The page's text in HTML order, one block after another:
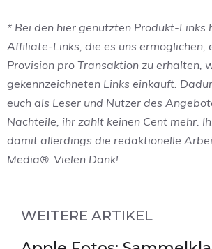
* Bei den hier genutzten Produkt-Links
Affiliate-Links, die es uns ermöglichen,
Provision pro Transaktion zu erhalten,
gekennzeichneten Links einkauft.
euch als Leser und Nutzer des
Nachteile, ihr zahlt keinen Cent mehr.
damit allerdings die redaktionelle
Media®. Vielen Dank!
WEITERE ARTIKEL